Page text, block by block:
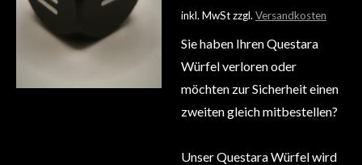
inkl. MwSt zzgl. Versandkosten
Sie haben Ihren Questara
Würfel verloren oder
möchten zur Sicherheit einen
zweiten gleich mitbestellen?
Unser Questara Würfel wird